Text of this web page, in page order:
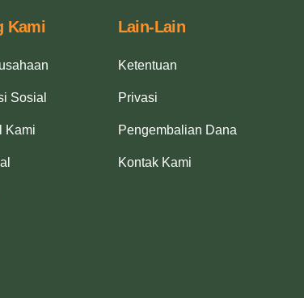
Kami
Sosial
Kami
Lain-Lain
Ketentuan
Privasi
Pengembalian Dana
Kontak Kami